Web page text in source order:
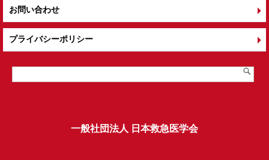
お問い合わせ
プライバシーポリシー
一般社団法人 日本救急医学会